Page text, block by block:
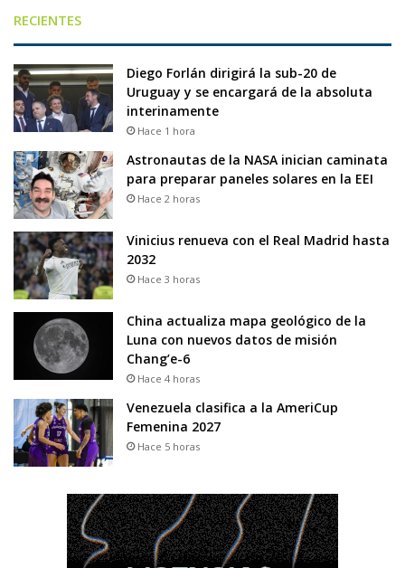
RECIENTES
Diego Forlán dirigirá la sub-20 de
Uruguay y se encargará de la absoluta
interinamente
Hace 1 hora
Astronautas de la NASA inician caminata
para preparar paneles solares en la EEI
Hace 2 horas
Vinicius renueva con el Real Madrid hasta
2032
Hace 3 horas
China actualiza mapa geológico de la
Luna con nuevos datos de misión
Chang’e-6
Hace 4 horas
Venezuela clasifica a la AmeriCup
Femenina 2027
Hace 5 horas